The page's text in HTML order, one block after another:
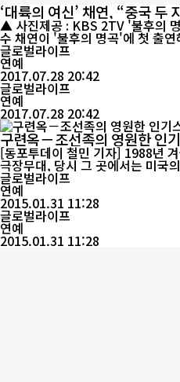
‘대륙의 여신’ 채연, “중국 두
▲ 사진제공 : KBS 2TV '불후의 명곡' [동포투데이 김나래
수 채연이 '불후의 명곡'에 첫 출연해 화제다. 2003
한 연출’로 데뷔한 채연은 빼어난
포먼스로 ‘둘이서’, ‘흔들려’ 등의
섹시함의 대명사로 불리는 데뷔
터 중국에 진출해 활발히 활동하며
은 이번 ...
글로벌라이프
연예
2017.07.28 20:42
글로벌라이프
연예
2017.07.28 20:42
구련옥－조선족의 영원한 인
[동포투데이 철민 기자] 1988년
극장무대, 당시 그 곳에서는 미국
“이색”적인 공연이 펼쳐지고 있었
온 중국 조선족예술단의 대형공연이었던 것이
쟁한 중견가수들인 유병걸, 김만,
글로벌라이프
연예
2015.01.31 11:28
글로벌라이프
연예
2015.01.31 11:28